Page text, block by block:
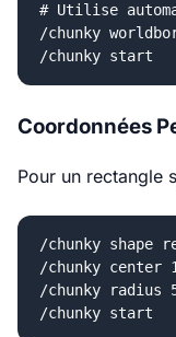
# Utilise
/chunky
Coordonnées
Pour un rectangle
/chunky shape
/chunky center
/chunky radius